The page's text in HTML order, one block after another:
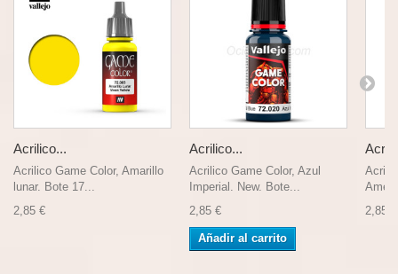
Acrilico...
Acrilico Game Color, Amarillo
lunar. Bote 17...
2,85 €
Acrilico...
Acrilico Game Color, Azul
Imperial. New. Bote...
2,85 €
Añadir al carrito
2,85 €